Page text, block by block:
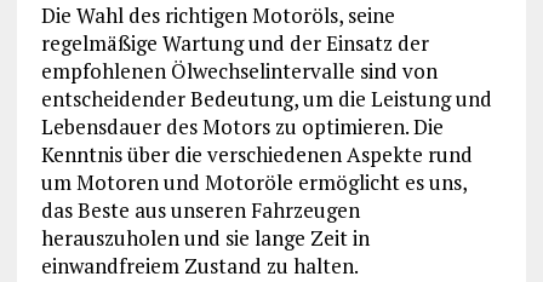
Die Wahl des richtigen Motoröls, seine
regelmäßige Wartung und der Einsatz der
empfohlenen Ölwechselintervalle sind von
entscheidender Bedeutung, um die Leistung und
Lebensdauer des Motors zu optimieren. Die
Kenntnis über die verschiedenen Aspekte rund
um Motoren und Motoröle ermöglicht es uns,
das Beste aus unseren Fahrzeugen
herauszuholen und sie lange Zeit in
einwandfreiem Zustand zu halten.